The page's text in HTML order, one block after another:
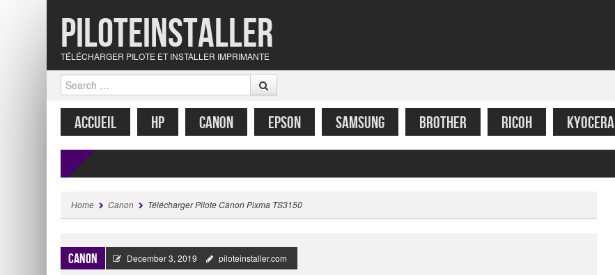
Piloteinstaller
TÉLÉCHARGER PILOTE ET INSTALLER IMPRIMANTE
Search
MENU
SKIP TO CONTENT
ACCUEIL HP CANON EPSON SAMSUNG BROTHER RICOH KYOCERA
Home Canon Télécharger Pilote Canon Pixma TS3150
Canon December 3, 2019 piloteinstaller.com